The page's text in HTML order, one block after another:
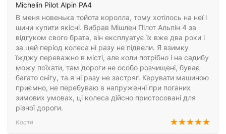
Michelin Pilot Alpin PA4
В меня новенька тойота королла, тому хотілось на неї і
шини купити якісні. Вибрав Мішлен Пілот Альпін 4 за
відгуком свого брата, він експлуатує їх вже два роки і
за цей період колеса ні разу не підвели. Я взимку
їжджу переважно в місті, але коли потрібно і на садибу
можу поїхати, там дороги не особо розчищені, буває
багато снігу, та я ні разу не застряг. Керувати машиною
приємно, не перебуваю в напруженні при поганих
зимових умовах, ці колеса дійсно пристосовані для
різної дороги.
Костя